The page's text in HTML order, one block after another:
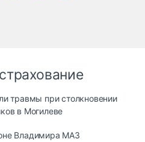
травмы при столкновении
в Могилеве
Владимира МАЗ